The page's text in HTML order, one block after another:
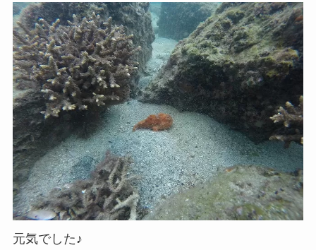
元気でした♪